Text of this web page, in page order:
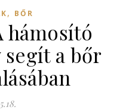
, BŐR
hámosító
a bőr